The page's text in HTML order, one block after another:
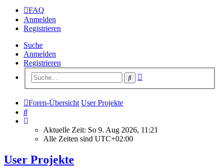
FAQ
Anmelden
Registrieren
Suche
Anmelden
Registrieren
Suche
Foren-Übersicht User Projekte
Suche
Aktuelle Zeit: So 9. Aug 2026, 11:21
Alle Zeiten sind UTC+02:00
User Projekte